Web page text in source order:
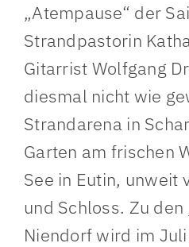
„Atempause“ der
Strandpastorin
Gitarrist Wolfgang
diesmal nicht wie
Strandarena in
Garten am frischen
See in Eutin, unweit
und Schloss. Zu
Niendorf wird im